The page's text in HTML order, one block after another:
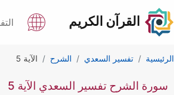
القرآن الكريم
الرئيسية تفسير السعدي الشرح الآية 5
سورة الشرح تفسير السعدي الآية 5